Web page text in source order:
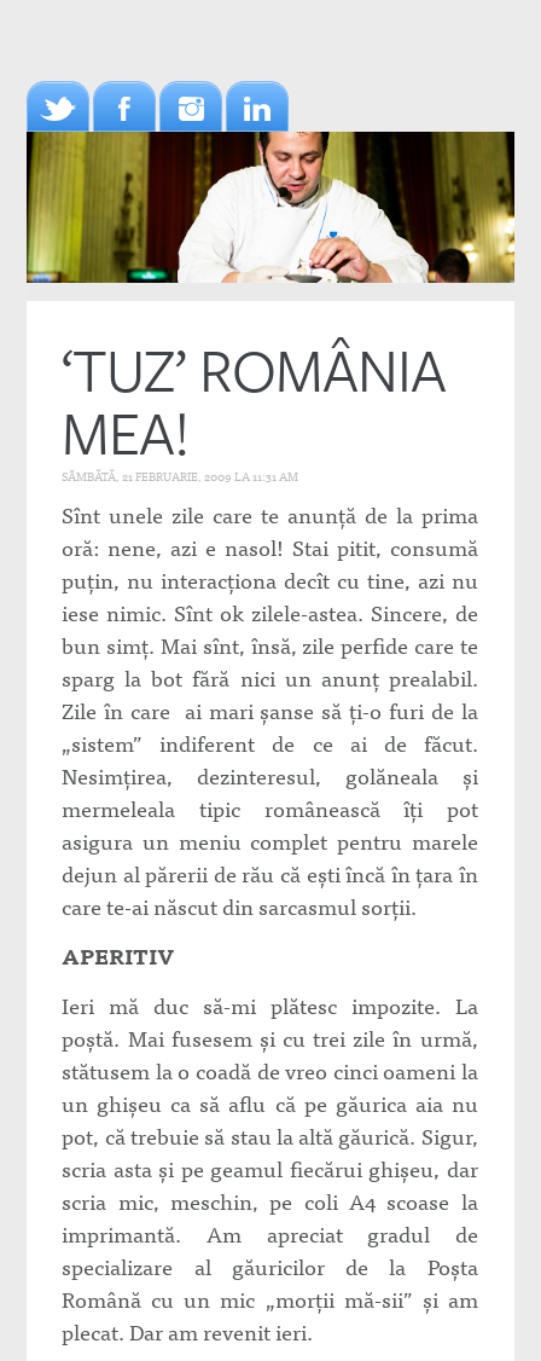
‘TUZ’ ROMÂNIA
MEA!
SÂMBĂTĂ, 21 FEBRUARIE, 2009 LA 11:31 AM
Sînt unele zile care te anunţă de la prima
oră: nene, azi e nasol! Stai pitit, consumă
puţin, nu interacţiona decît cu tine, azi nu
iese nimic. Sînt ok zilele-astea. Sincere, de
bun simţ. Mai sînt, însă, zile perfide care te
sparg la bot fără nici un anunţ prealabil.
Zile în care ai mari şanse să ţi-o furi de la
„sistem” indiferent de ce ai de făcut.
Nesimţirea, dezinteresul, golăneala şi
mermeleala tipic românească îţi pot
asigura un meniu complet pentru marele
dejun al părerii de rău că eşti încă în ţara în
care te-ai născut din sarcasmul sorţii.
APERITIV
Ieri mă duc să-mi plătesc impozite. La
poştă. Mai fusesem şi cu trei zile în urmă,
stătusem la o coadă de vreo cinci oameni la
un ghişeu ca să aflu că pe găurica aia nu
pot, că trebuie să stau la altă găurică. Sigur,
scria asta şi pe geamul fiecărui ghişeu, dar
scria mic, meschin, pe coli A4 scoase la
imprimantă. Am apreciat gradul de
specializare al găuricilor de la Poşta
Română cu un mic „morţii mă-sii” şi am
plecat. Dar am revenit ieri.